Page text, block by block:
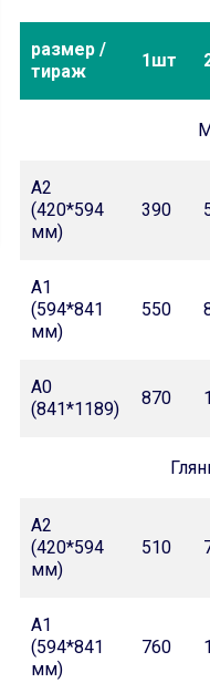
размер /
тираж
1шт
А2
(420*594
мм)
390
А1
(594*841
мм)
550
А0
(841*1189)
870
А2
(420*594
мм)
510
А1
(594*841
мм)
760